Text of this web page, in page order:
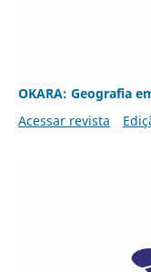
OKARA: Geografia
Acessar revista